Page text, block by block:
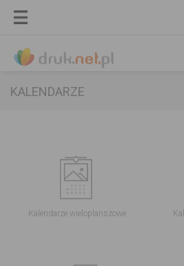
KALENDARZE
Kalendarze wieloplanszowe